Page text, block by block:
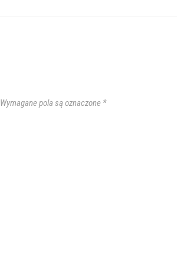
Wymagane pola są oznaczone *